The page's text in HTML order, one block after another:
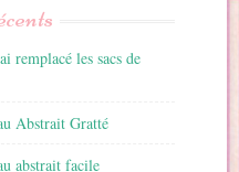
remplacé les sacs de
Abstrait Gratté
abstrait facile